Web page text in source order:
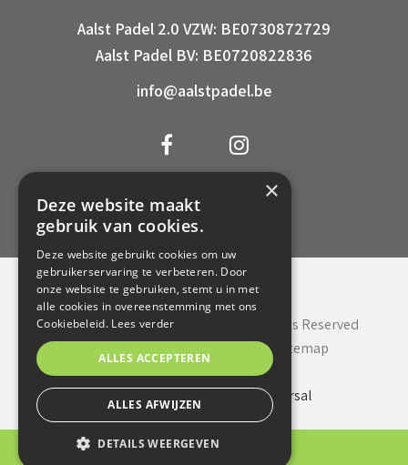
Aalst Padel 2.0 VZW: BE0730872729
Aalst Padel BV: BE0720822836
info@aalstpadel.be
0472 68 16 45
© Copyright 2020 Aalst Padel. All Rights Reserved
Cookie policy Sitemap
door Conversal
×
Deze website maakt
gebruik van cookies.
Deze website gebruikt cookies om uw
gebruikerservaring te verbeteren. Door
onze website te gebruiken, stemt u in met
alle cookies in overeenstemming met ons
Cookiebeleid. Lees verder
ALLES ACCEPTEREN
ALLES AFWIJZEN
DETAILS WEERGEVEN